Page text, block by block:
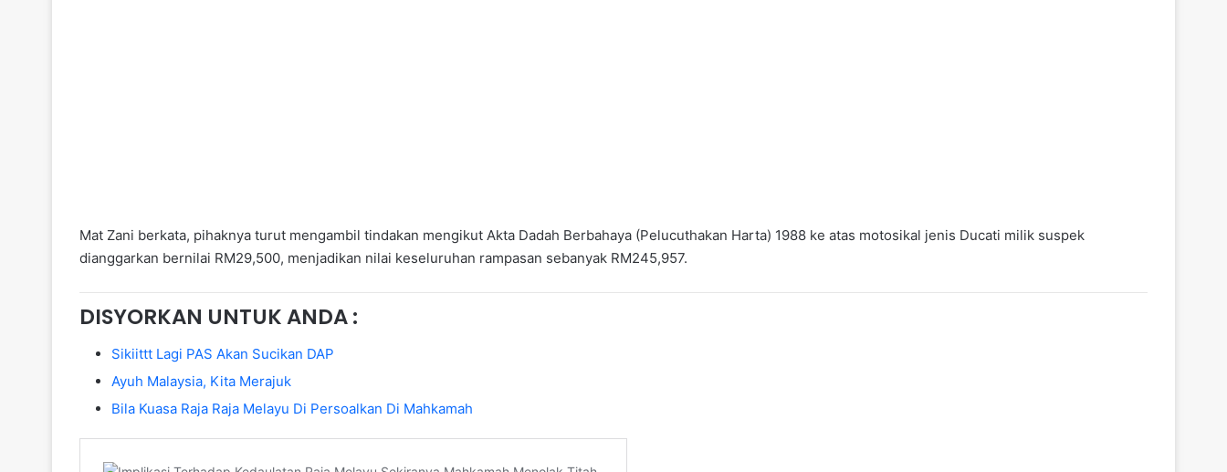
Mat Zani berkata, pihaknya turut mengambil tindakan mengikut Akta Dadah Berbahaya (Pelucuthakan Harta) 1988 ke atas motosikal jenis Ducati milik suspek
dianggarkan bernilai RM29,500, menjadikan nilai keseluruhan rampasan sebanyak RM245,957.
DISYORKAN UNTUK ANDA :
Sikiittt Lagi PAS Akan Sucikan DAP
Ayuh Malaysia, Kita Merajuk
Bila Kuasa Raja Raja Melayu Di Persoalkan Di Mahkamah